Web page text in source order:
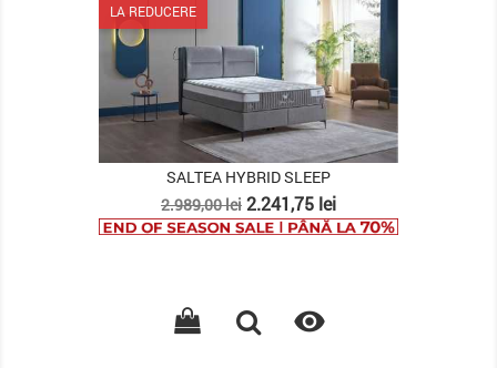
LA REDUCERE
SALTEA HYBRID SLEEP
Pret
de
2.989,00 lei Pret
2.241,75 lei
